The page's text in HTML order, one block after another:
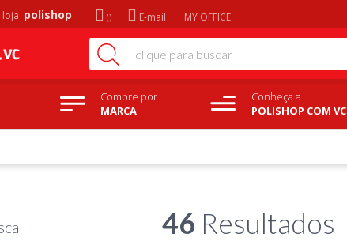
loja polishop E-mail MY OFFICE
Compre por
MARCA
Conheça a
POLISHOP COM VC
46 Resultados